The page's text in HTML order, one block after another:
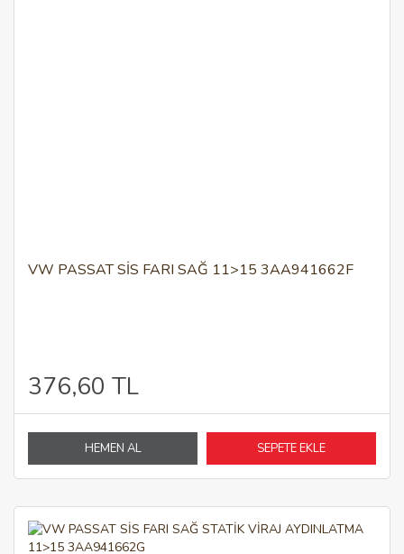
VW PASSAT SİS FARI SAĞ 11>15 3AA941662F
376,60 TL
HEMEN AL SEPETE EKLE